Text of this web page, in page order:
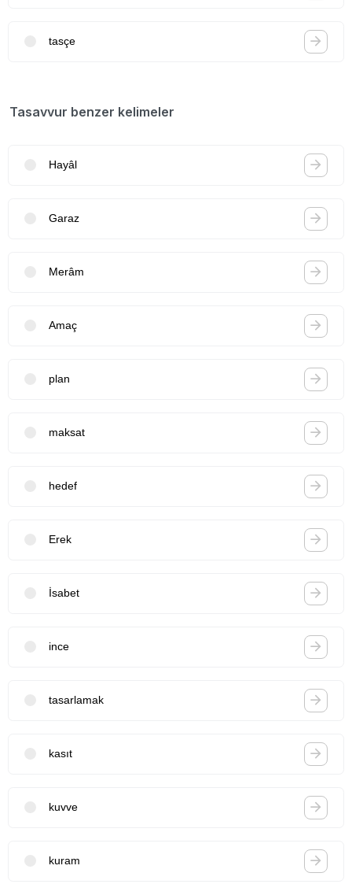
tasçe
Tasavvur benzer kelimeler
Hayâl
Garaz
Merâm
Amaç
plan
maksat
hedef
Erek
İsabet
ince
tasarlamak
kasıt
kuvve
kuram